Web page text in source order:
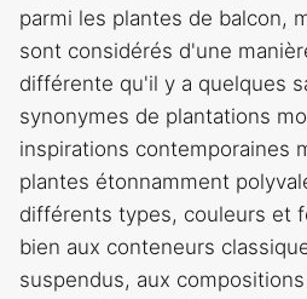
parmi les plantes de balcon,
sont considérés d'une
différente qu'il y a quelques
synonymes de plantations
inspirations contemporaines
plantes étonnamment
différents types, couleurs et
bien aux conteneurs
suspendus, aux